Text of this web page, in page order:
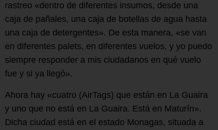
rastreo «dentro de diferentes insumos, desde una
caja de pañales, una caja de botellas de agua hasta
una caja de detergentes». De esta manera, «se van
en diferentes palets, en diferentes vuelos, y yo puedo
siempre responder a mis ciudadanos en qué vuelo
fue y si ya llegó».
Ahora hay «cuatro (AirTags) que están en La Guaira
y uno que no está en La Guaira. Está en Maturín».
Dicha ciudad está en el estado Monagas, situada a